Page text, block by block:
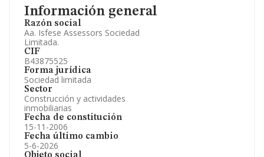
Información general
Razón social
Aa. Isfese Assessors Sociedad
Limitada.
CIF
B43875525
Forma jurídica
Sociedad limitada
Sector
Construcción y actividades
inmobiliarias
Fecha de constitución
15-11-2006
Fecha último cambio
5-6-2026
Información oficial y registral complementaria.